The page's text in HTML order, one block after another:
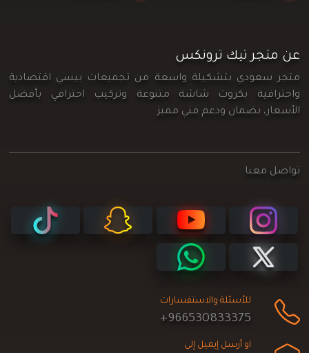
عن متجر تيك ترونكس
متجر سعودي بتشكيلة واسعة من تجميعات بيسي اقتصادية
واحترافية بكروت شاشة متنوعة وتركيب احترافي بأفضل
الأسعار، بضمان ودعم فني مميز
تواصل معنا
للأسئلة والاستفسارات
+966530833375
او أرسل إيميل إلى